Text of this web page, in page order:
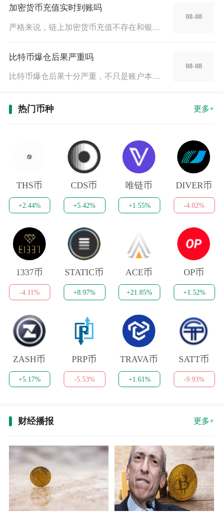
加密货币充值实时到账吗
严格来说，链上加密货币充值不存在和银行转账一样的实时全额到账
08-08
比特币爆仓后果严重吗
比特币爆仓后果十分严重，不只是账户本金清零，还会伴随连锁资金
08-08
热门币种 更多+
THS币
+2.44%
CDS币
+5.42%
唯链币
+1.55%
DIVER币
-4.02%
1337币
-4.11%
STATIC币
+8.97%
ACE币
+21.85%
OP币
+1.52%
ZASH币
+5.17%
PRP币
-5.53%
TRAVA币
+1.61%
SATT币
-9.93%
财经播报 更多+